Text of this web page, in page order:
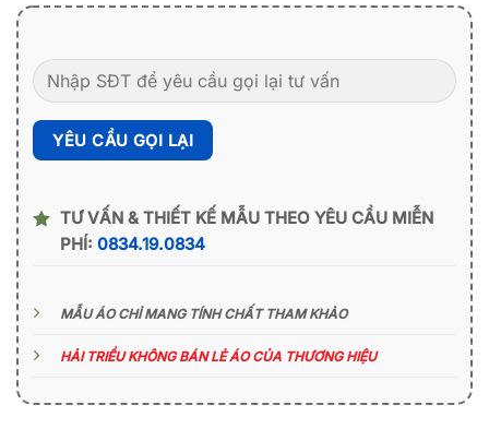
TƯ VẤN & THIẾT KẾ MẪU THEO YÊU CẦU MIỄN
PHÍ: 0834.19.0834
MẪU ÁO CHỈ MANG TÍNH CHẤT THAM KHẢO
HẢI TRIỀU KHÔNG BÁN LẺ ÁO CỦA THƯƠNG HIỆU